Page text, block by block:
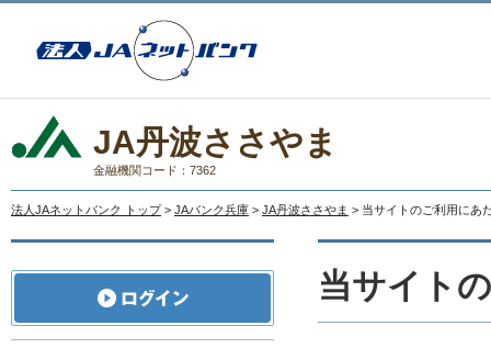
JA丹波ささやま
金融機関コード：7362
法人JAネットバンク トップ > JAバンク兵庫 > JA丹波ささやま > 当サイトのご利用にあ
当サイト